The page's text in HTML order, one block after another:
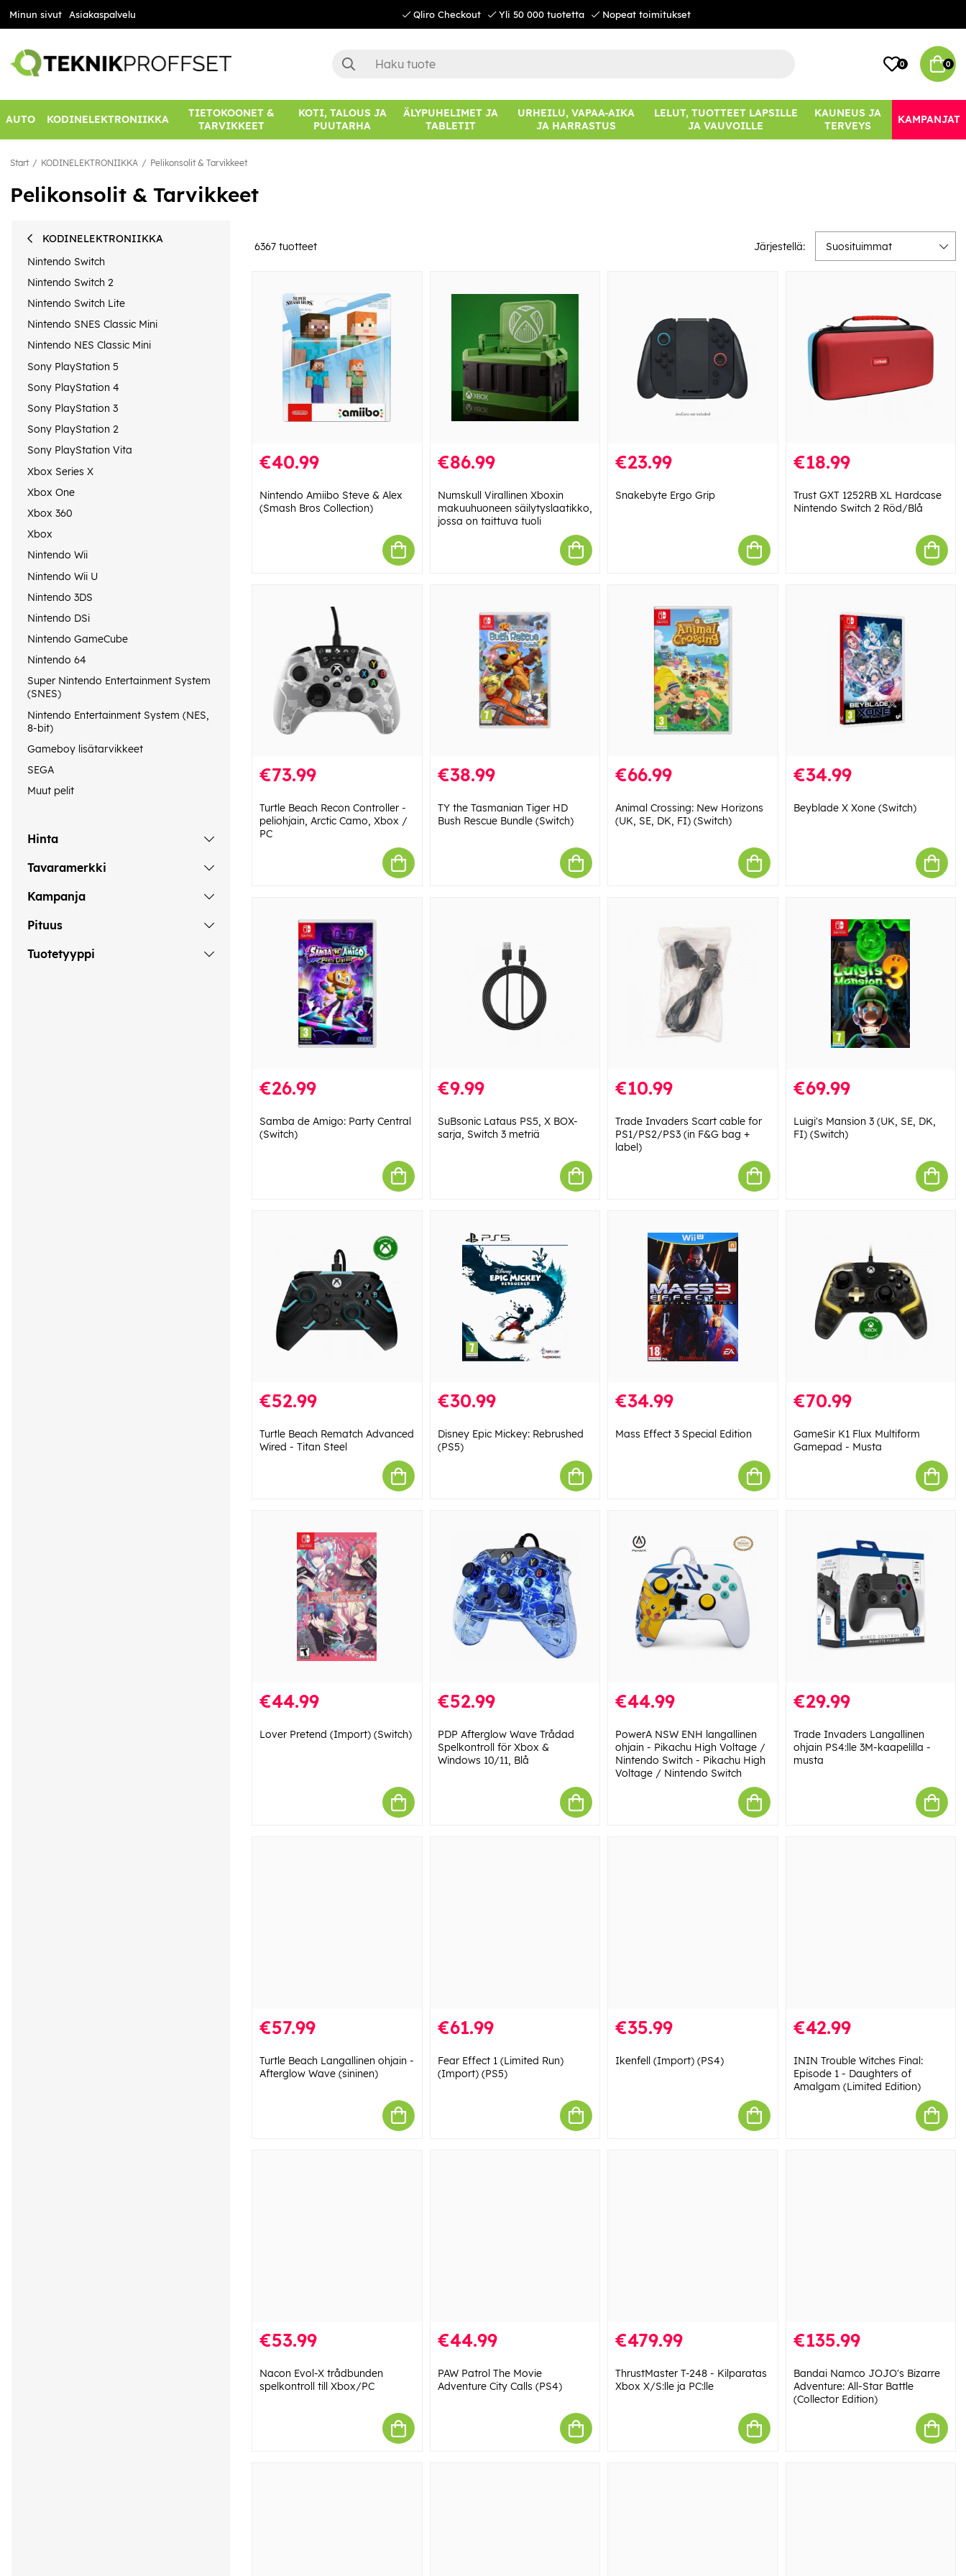
Minun sivut Asiakaspalvelu Qliro Checkout Yli 50 000 tuotetta Nopeat toimitukset
0 0
AUTO KODINELEKTRONIIKKA
TIETOKOONET &
TARVIKKEET
KOTI, TALOUS JA
PUUTARHA
ÄLYPUHELIMET JA
TABLETIT
URHEILU, VAPAA-AIKA
JA HARRASTUS
LELUT, TUOTTEET LAPSILLE
JA VAUVOILLE
KAUNEUS JA
TERVEYS
KAMPANJAT
Start KODINELEKTRONIIKKA Pelikonsolit & Tarvikkeet
Pelikonsolit & Tarvikkeet
KODINELEKTRONIIKKA
Nintendo Switch
Nintendo Switch 2
Nintendo Switch Lite
Nintendo SNES Classic Mini
Nintendo NES Classic Mini
Sony PlayStation 5
Sony PlayStation 4
Sony PlayStation 3
Sony PlayStation 2
Sony PlayStation Vita
Xbox Series X
Xbox One
Xbox 360
Xbox
Nintendo Wii
Nintendo Wii U
Nintendo 3DS
Nintendo DSi
Nintendo GameCube
Nintendo 64
Super Nintendo Entertainment System
(SNES)
Nintendo Entertainment System (NES,
8-bit)
Gameboy lisätarvikkeet
SEGA
Muut pelit
Hinta
Tavaramerkki
Kampanja
Pituus
Tuotetyyppi
6367 tuotteet Järjestellä: Suosituimmat
€40.99
Nintendo Amiibo Steve & Alex
(Smash Bros Collection)
€86.99
Numskull Virallinen Xboxin
makuuhuoneen säilytyslaatikko,
jossa on taittuva tuoli
€23.99
Snakebyte Ergo Grip
€18.99
Trust GXT 1252RB XL Hardcase
Nintendo Switch 2 Röd/Blå
€73.99
Turtle Beach Recon Controller -
peliohjain, Arctic Camo, Xbox /
PC
€38.99
TY the Tasmanian Tiger HD
Bush Rescue Bundle (Switch)
€66.99
Animal Crossing: New Horizons
(UK, SE, DK, FI) (Switch)
€34.99
Beyblade X Xone (Switch)
€26.99
Samba de Amigo: Party Central
(Switch)
€9.99
SuBsonic Lataus PS5, X BOX-
sarja, Switch 3 metriä
€10.99
Trade Invaders Scart cable for
PS1/PS2/PS3 (in F&G bag +
label)
€69.99
Luigi's Mansion 3 (UK, SE, DK,
FI) (Switch)
€52.99
Turtle Beach Rematch Advanced
Wired - Titan Steel
€30.99
Disney Epic Mickey: Rebrushed
(PS5)
€34.99
Mass Effect 3 Special Edition
€70.99
GameSir K1 Flux Multiform
Gamepad - Musta
€44.99
Lover Pretend (Import) (Switch)
€52.99
PDP Afterglow Wave Trådad
Spelkontroll för Xbox &
Windows 10/11, Blå
€44.99
PowerA NSW ENH langallinen
ohjain - Pikachu High Voltage /
Nintendo Switch - Pikachu High
Voltage / Nintendo Switch
€29.99
Trade Invaders Langallinen
ohjain PS4:lle 3M-kaapelilla -
musta
€57.99
Turtle Beach Langallinen ohjain -
Afterglow Wave (sininen)
€61.99
Fear Effect 1 (Limited Run)
(Import) (PS5)
€35.99
Ikenfell (Import) (PS4)
€42.99
ININ Trouble Witches Final:
Episode 1 - Daughters of
Amalgam (Limited Edition)
€53.99
Nacon Evol-X trådbunden
spelkontroll till Xbox/PC
€44.99
PAW Patrol The Movie
Adventure City Calls (PS4)
€479.99
ThrustMaster T-248 - Kilparatas
Xbox X/S:lle ja PC:lle
€135.99
Bandai Namco JOJO's Bizarre
Adventure: All-Star Battle
(Collector Edition)